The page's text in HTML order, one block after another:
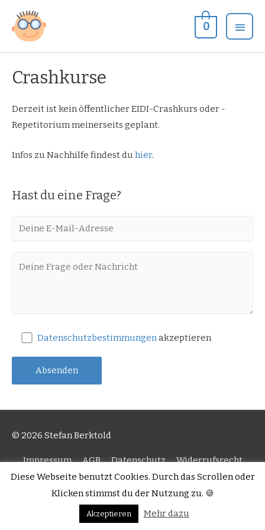
Inhalt
springen
0
Crashkurse
Derzeit ist kein öffentlicher EIDI-Crashkurs oder -
Repetitorium meinerseits geplant.
Infos zu Nachhilfe findest duhier.
Hast du eine Frage?
Datenschutzbestimmungenakzeptieren
© 2026 Stefan Berktold
Impressum AGB Datenschutz
Widerrufsrecht
Zahlung/Versand
Diese Webseite benutzt Cookies. Durch das Scrollen oder
Klicken stimmst du der Nutzung zu. 🍪
Akzeptieren Mehr dazu